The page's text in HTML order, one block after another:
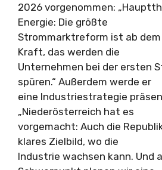
2026 vorgenommen:
Energie: Die größte
Strommarktreform ist ab
Kraft, das werden die
Unternehmen bei der ersten
spüren.“ Außerdem werde er
eine Industriestrategie
„Niederösterreich hat es
vorgemacht: Auch die
klares Zielbild, wo die
Industrie wachsen kann. Und